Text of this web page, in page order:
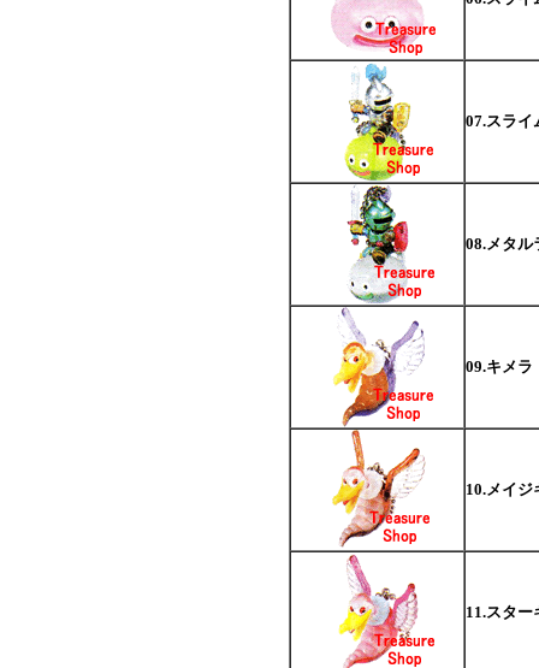
07.スライ
08.メタル
09.キメラ
10.メイジ
11.スター